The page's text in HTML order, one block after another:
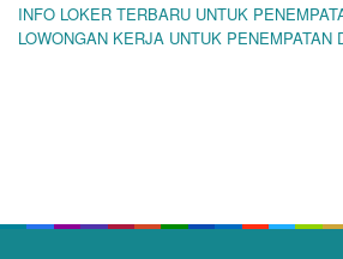
INFO LOKER TERBARU UNTUK
LOWONGAN KERJA UNTUK PENEMPATAN